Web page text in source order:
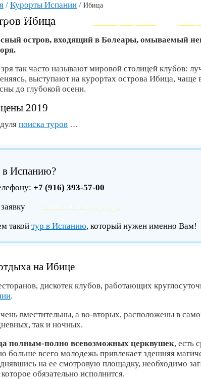
туры
ВЕРШИНА СОВРЕМЕННОГО
/ Курорты Испании / Ибица
Ибица
остров, входящий в Болеары, омываемый
так часто называют мировой столицей клубов:
выступают на курортах острова Ибица,
до глубокой осени.
2019
поиска туров …
Испанию?
+7 (916) 393-57-00
Заявка на подбор тура
такой тур в Испанию, который нужен именно Вам!
на Ибице
дискотек клубов, работающих
.
вместительны, а во-вторых, расположены в
так и ночных.
полным-полно всевозможных церквушек, есть
больше всего молодежь привлекает здешняя
на ее смотровую площадку, необходимо
обязательно исполнится.